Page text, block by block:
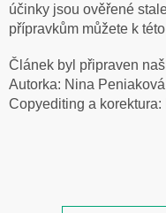
účinky jsou ověřené
přípravkům můžete k
Článek byl připraven
Autorka: Nina Peniaková
Copyediting a